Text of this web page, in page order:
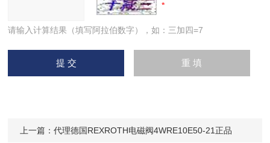
请输入计算结果（填写阿拉伯数字），如：三加四=7
上一篇：代理德国REXROTH电磁阀4WRE10E50-21正品